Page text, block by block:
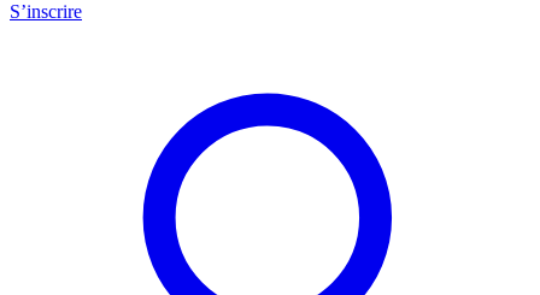
S’inscrire